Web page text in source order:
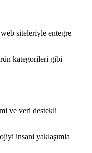
siteleriyle entegre
kategorileri gibi
ve veri destekli
insani yaklaşımla